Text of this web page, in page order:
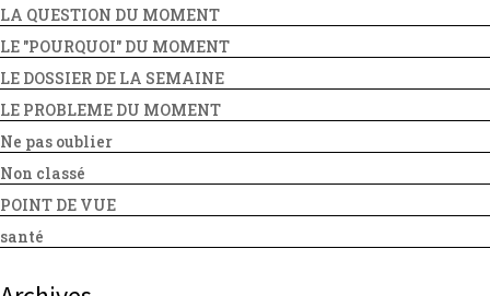
LA QUESTION DU MOMENT
LE "POURQUOI" DU MOMENT
LE DOSSIER DE LA SEMAINE
LE PROBLEME DU MOMENT
Ne pas oublier
Non classé
POINT DE VUE
santé